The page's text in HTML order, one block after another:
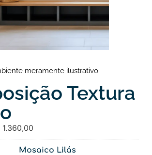
meramente ilustrativo.
Textura
1.360,00
Mosaico Lilás